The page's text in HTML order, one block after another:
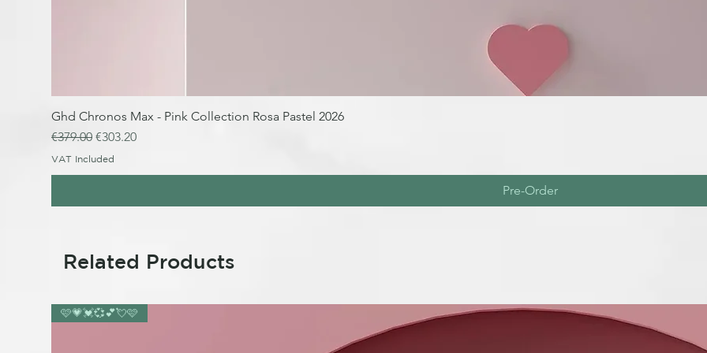
Ghd Chronos Max - Pink Collection Rosa Pastel 2026
Regular Price
€379.00 Sale Price
€303.20
VAT Included
Pre-Order
Related Products
🩷💗💓💞💕💘🩷